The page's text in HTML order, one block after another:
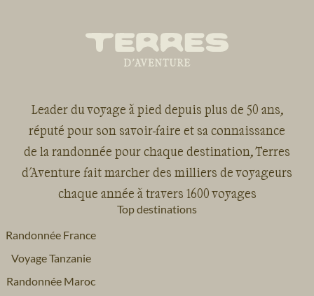
Leader du voyage à pied depuis plus de 50 ans,
réputé pour son savoir-faire et sa connaissance
de la randonnée pour chaque destination, Terres
d'Aventure fait marcher des milliers de voyageurs
chaque année à travers 1600 voyages
Top destinations
Randonnée France
Voyage Tanzanie
Randonnée Maroc